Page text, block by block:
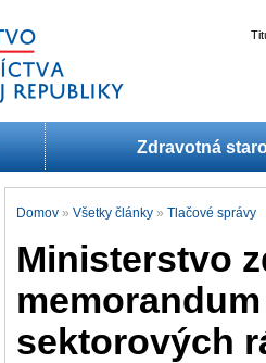
Zdravotná
Domov » Všetky články » Tlačové správy
Ministerstvo
sektorových